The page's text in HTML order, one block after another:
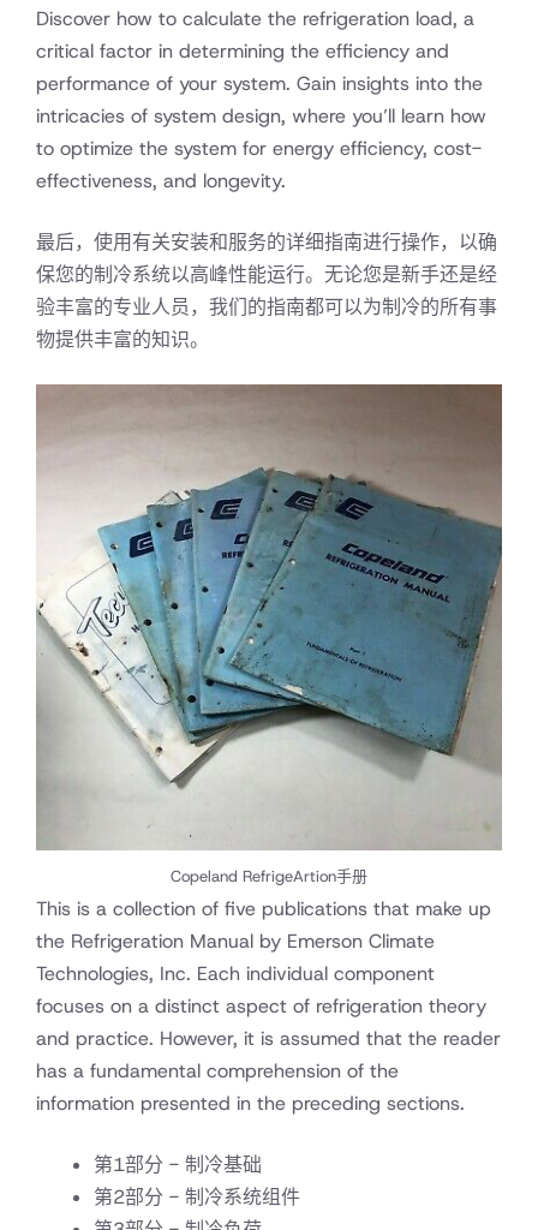
Discover how to calculate the refrigeration load, a
critical factor in determining the efficiency and
performance of your system. Gain insights into the
intricacies of system design, where you’ll learn how
to optimize the system for energy efficiency, cost-
effectiveness, and longevity.
最后，使用有关安装和服务的详细指南进行操作，以确
保您的制冷系统以高峰性能运行。无论您是新手还是经
验丰富的专业人员，我们的指南都可以为制冷的所有事
物提供丰富的知识。
Copeland RefrigeArtion手册
This is a collection of five publications that make up
the Refrigeration Manual by Emerson Climate
Technologies, Inc. Each individual component
focuses on a distinct aspect of refrigeration theory
and practice. However, it is assumed that the reader
has a fundamental comprehension of the
information presented in the preceding sections.
第1部分 - 制冷基础
第2部分 - 制冷系统组件